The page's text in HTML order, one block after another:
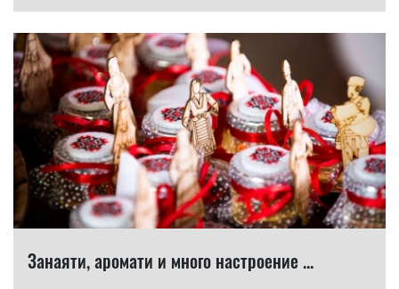
Занаяти, аромати и много настроение ...